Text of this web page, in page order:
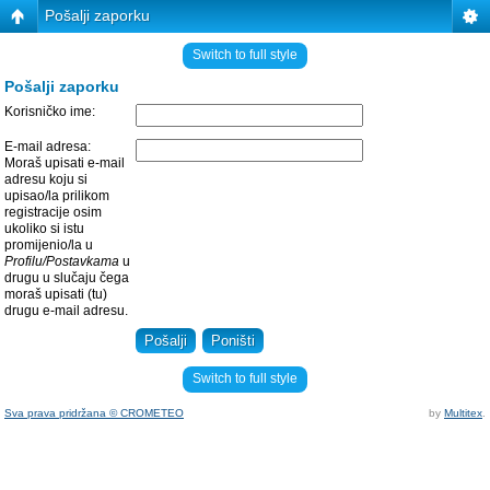
Pošalji zaporku
Switch to full style
Pošalji zaporku
Korisničko ime:
E-mail adresa:
Moraš upisati e-mail
adresu koju si
upisao/la prilikom
registracije osim
ukoliko si istu
promijenio/la u
Profilu/Postavkama u
drugu u slučaju čega
moraš upisati (tu)
drugu e-mail adresu.
Switch to full style
Sva prava pridržana © CROMETEO by Multitex